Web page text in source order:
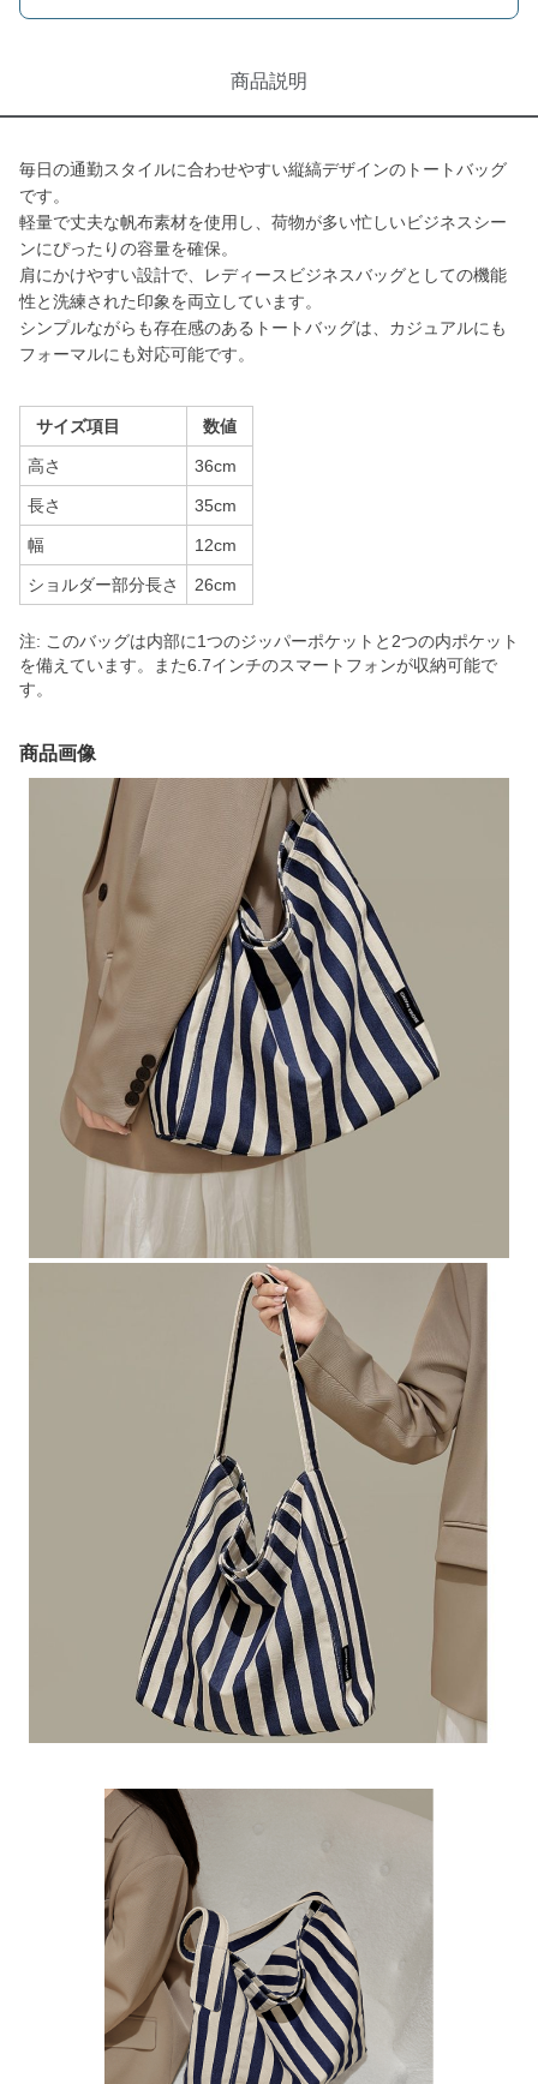
商品説明
毎日の通勤スタイルに合わせやすい縦縞デザインのトートバッグ
です。
軽量で丈夫な帆布素材を使用し、荷物が多い忙しいビジネスシー
ンにぴったりの容量を確保。
肩にかけやすい設計で、レディースビジネスバッグとしての機能
性と洗練された印象を両立しています。
シンプルながらも存在感のあるトートバッグは、カジュアルにも
フォーマルにも対応可能です。
サイズ項目 数値
高さ 36cm
長さ 35cm
幅 12cm
ショルダー部分長さ 26cm
注: このバッグは内部に1つのジッパーポケットと2つの内ポケット
を備えています。また6.7インチのスマートフォンが収納可能で
す。
商品画像